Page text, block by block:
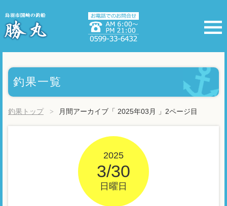
釣果一覧
釣果トップ 月間アーカイブ「 2025年03月 」2ページ目
2025
3/30
日曜日